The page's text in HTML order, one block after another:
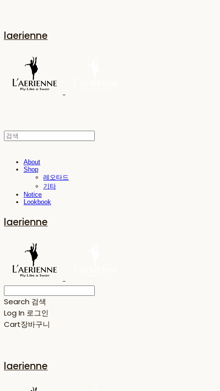
laerienne
About
Shop
레오타드
기타
Notice
Lookbook
laerienne
Search 검색
Log In 로그인
Cart장바구니
laerienne